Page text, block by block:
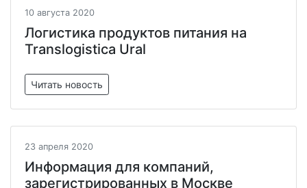
10 августа 2020
Логистика продуктов питания на
Translogistica Ural
Читать новость
23 апреля 2020
Информация для компаний,
зарегистрированных в Москве